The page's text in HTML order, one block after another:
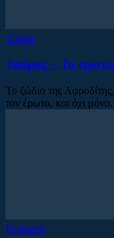
Ζώδια
Ταύρος – Το
Το ζώδιο της
τον έρωτα, και όχι
Featured